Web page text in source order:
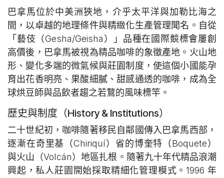
巴拿馬位於中美洲狹地，介乎太平洋與加勒比海之
間，以卓越的地理條件與精緻化生產管理聞名。自從
「藝伎（Gesha/Geisha）」品種在國際競標會屢創
高價後，巴拿馬被視為精品咖啡的象徵產地。火山地
形、變化多端的微氣候與莊園制度，使這個小國能孕
育出花香明亮、果酸細膩、甜感通透的咖啡，成為全
球烘豆師與品飲者趨之若鶩的風味標竿。
歷史與制度（History & Institutions）
二十世紀初，咖啡隨著移民自鄰國傳入巴拿馬西部，
逐漸在奇里基（Chiriquí）省的博奎特（Boquete）
與火山（Volcán）地區扎根。隨著九十年代精品浪潮
興起，私人莊園開始採取精細化管理模式。1996 年